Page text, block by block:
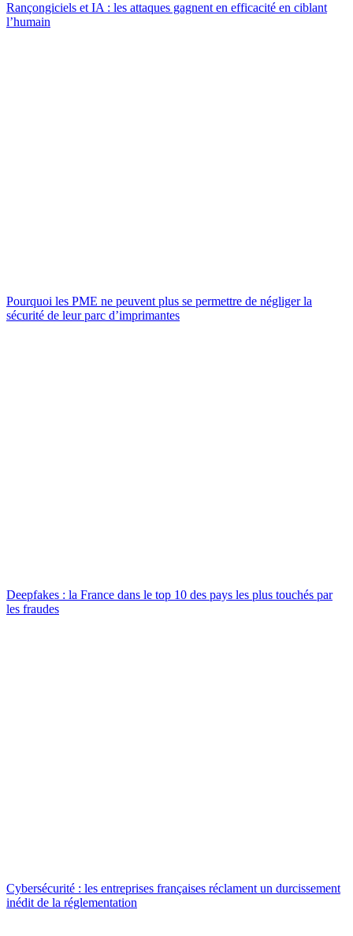
Rançongiciels et IA : les attaques gagnent en efficacité en ciblant
l’humain
Pourquoi les PME ne peuvent plus se permettre de négliger la
sécurité de leur parc d’imprimantes
Deepfakes : la France dans le top 10 des pays les plus touchés par
les fraudes
Cybersécurité : les entreprises françaises réclament un durcissement
inédit de la réglementation